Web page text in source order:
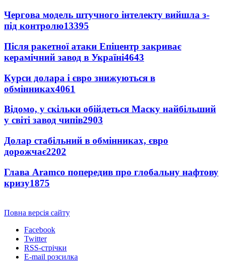
Чергова модель штучного інтелекту вийшла з-
під контролю13395
Після ракетної атаки Епіцентр закриває
керамічний завод в Україні4643
Курси долара і євро знижуються в
обмінниках4061
Відомо, у скільки обійдеться Маску найбільший
у світі завод чипів2903
Долар стабільний в обмінниках, євро
дорожчає2202
Глава Aramco попередив про глобальну нафтову
кризу1875
Повна версія сайту
Facebook
Twitter
RSS-стрічки
E-mail розсилка